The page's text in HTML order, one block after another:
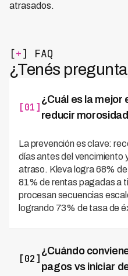
atrasados.
[+] FAQ
¿Tenés
[01]
¿Cuál es la
reducir
La prevención es clave:
días antes del vencimiento
atraso. Kleva logra 68%
81% de rentas pagadas a
procesan secuencias
logrando 73% de tasa de
[02]
¿Cuándo
pagos vs iniciar